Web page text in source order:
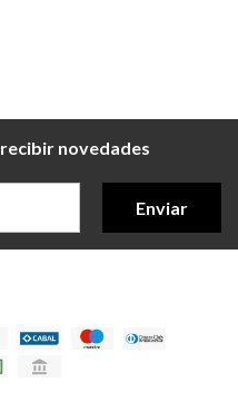
novedades
Enviar